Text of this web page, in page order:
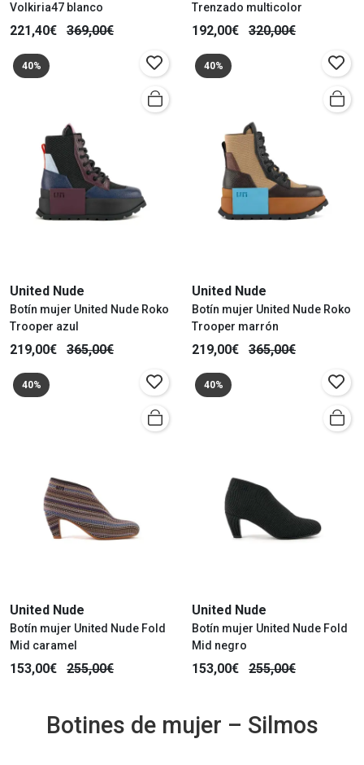
Volkiria47 blanco
221,40€ 369,00€
Trenzado multicolor
192,00€ 320,00€
40%
United Nude
Botín mujer United Nude Roko
Trooper azul
219,00€ 365,00€
40%
United Nude
Botín mujer United Nude Roko
Trooper marrón
219,00€ 365,00€
40%
United Nude
Botín mujer United Nude Fold
Mid caramel
153,00€ 255,00€
40%
United Nude
Botín mujer United Nude Fold
Mid negro
153,00€ 255,00€
Botines de mujer – Silmos